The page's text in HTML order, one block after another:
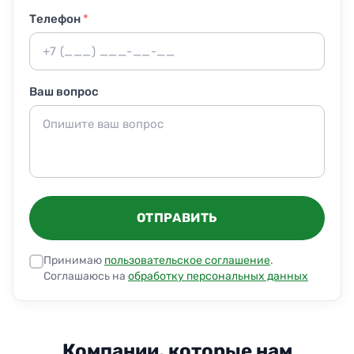
Телефон*
Ваш вопрос
ОТПРАВИТЬ
Принимаю пользовательское соглашение.
Соглашаюсь на обработку персональных данных